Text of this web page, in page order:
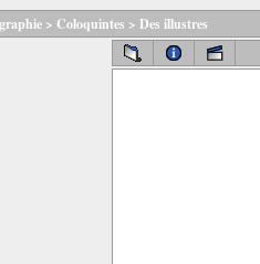
> Coloquintes > Des illustres